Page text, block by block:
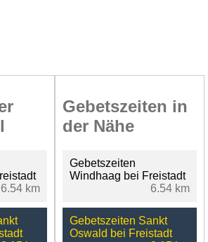
6.54 km
Gebetszeiten in
der Nähe
Gebetszeiten
Windhaag bei Freistadt
6.54 km
Gebetszeiten Sankt
Oswald bei Freistadt